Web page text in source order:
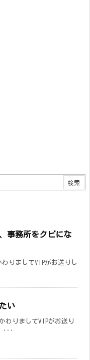
事務所をクビにな
りましてVIPがお送りし
い
わりましてVIPがお送り
...